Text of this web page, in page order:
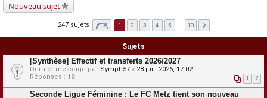
Nouveau sujet
247 sujets 1 2 3 4 5 10
Sujets
[Synthèse] Effectif et transferts 2026/2027
Dernier message par Symph57 « 28 juil. 2026, 17:02
Réponses : 10 1 2
Seconde Ligue Féminine : Le FC Metz tient son nouveau